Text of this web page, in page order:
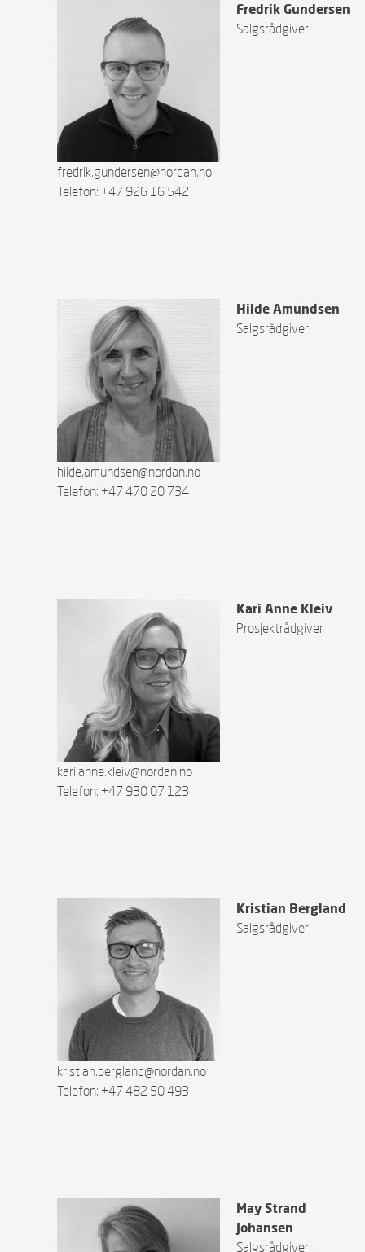
Fredrik Gundersen
Salgsrådgiver
fredrik.gundersen@nordan.no
Telefon: +47 926 16 542
Hilde Amundsen
Salgsrådgiver
hilde.amundsen@nordan.no
Telefon: +47 470 20 734
Kari Anne Kleiv
Prosjektrådgiver
kari.anne.kleiv@nordan.no
Telefon: +47 930 07 123
Kristian Bergland
Salgsrådgiver
kristian.bergland@nordan.no
Telefon: +47 482 50 493
May Strand
Johansen
Salgsrådgiver